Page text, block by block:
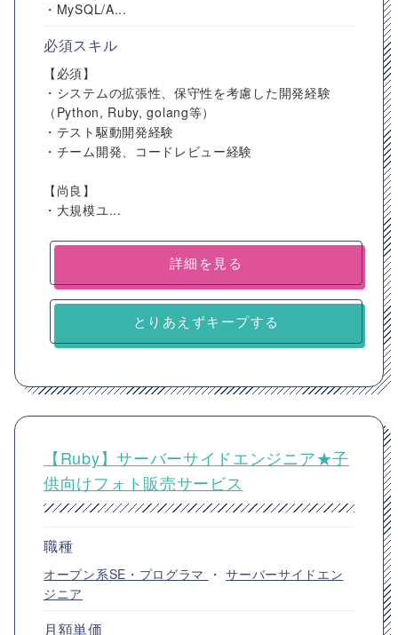
・MySQL/A...
必須スキル
【必須】
・システムの拡張性、保守性を考慮した開発経験
（Python, Ruby, golang等）
・テスト駆動開発経験
・チーム開発、コードレビュー経験
【尚良】
・大規模ユ...
詳細を見る
とりあえずキープする
【Ruby】サーバーサイドエンジニア★子
供向けフォト販売サービス
職種
オープン系SE・プログラマ ・サーバーサイドエン
ジニア
月額単価